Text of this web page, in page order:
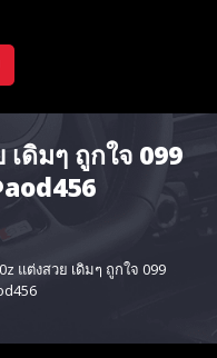
ดิมๆ ถูกใจ 099
แต่งสวย เดิมๆ ถูกใจ 099